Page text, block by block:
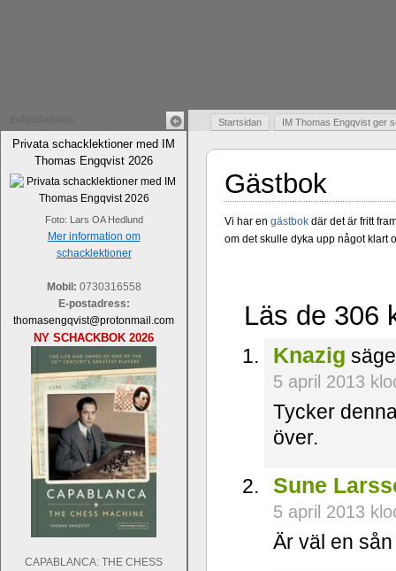
Privata schacklektioner med IM
Thomas Engqvist 2026
Foto: Lars OA Hedlund
Mer information om
schacklektioner
Mobil: 0730316558
E-postadress:
thomasengqvist@protonmail.com
NY SCHACKBOK 2026
CAPABLANCA: THE CHESS
Startsidan IM Thomas Engqvist ger
Gästbok
Vi har en gästbok där det är fritt
om det skulle dyka upp något klart
Läs de 306
Knazig
5 april 2013
Tycker
över.
Sune
5 april 2013
Är väl en